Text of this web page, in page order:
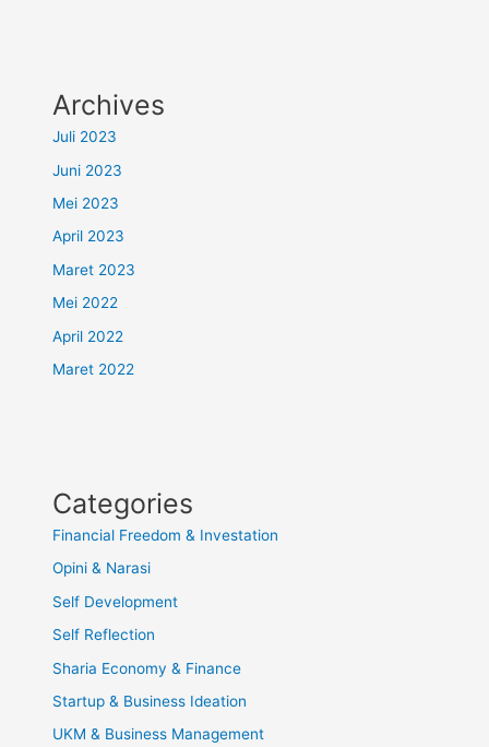
Archives
Juli 2023
Juni 2023
Mei 2023
April 2023
Maret 2023
Mei 2022
April 2022
Maret 2022
Categories
Financial Freedom & Investation
Opini & Narasi
Self Development
Self Reflection
Sharia Economy & Finance
Startup & Business Ideation
UKM & Business Management